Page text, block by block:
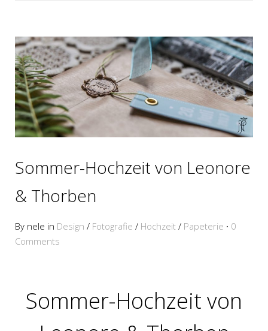
Sommer-Hochzeit von Leonore
& Thorben
By nele in Design / Fotografie / Hochzeit / Papeterie · 0
Comments
Sommer-Hochzeit von